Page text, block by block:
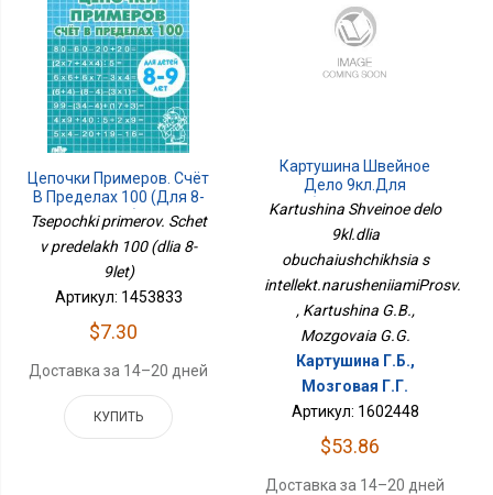
Цепочки Примеров. Счёт
В Пределах 100 (для 8-
9лет)
Tsepochki primerov. Schet
v predelakh 100 (dlia 8-
9let)
Артикул: 1453833
$7.30
Доставка за 14–20 дней
КУПИТЬ
Картушина Швейное
Дело 9кл.для
Обучающихся С
Kartushina Shveinoe delo
9kl.dlia
obuchaiushchikhsia s
intellekt.narusheniiamiProsv.
, Kartushina G.B.,
Mozgovaia G.G.
Картушина Г.Б.,
Мозговая Г.Г.
Артикул: 1602448
$53.86
Доставка за 14–20 дней